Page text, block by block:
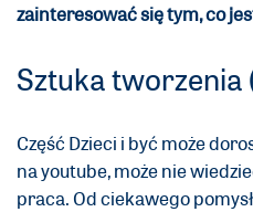
zainteresować się tym, co
Sztuka tworzenia
Część Dzieci i być może
na youtube, może nie
praca. Od ciekawego